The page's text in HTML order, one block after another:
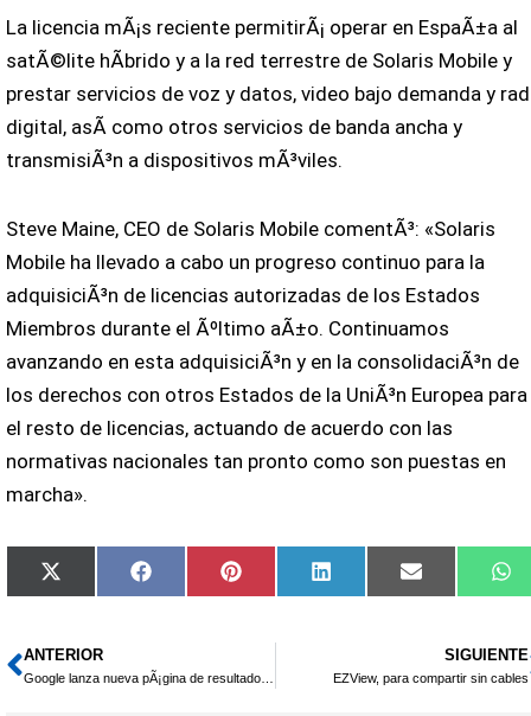
La licencia mÃ¡s reciente permitirÃ¡ operar en EspaÃ±a al
satÃ©lite hÃ­brido y a la red terrestre de Solaris Mobile y
prestar servicios de voz y datos, video bajo demanda y
digital, asÃ­ como otros servicios de banda ancha y
transmisiÃ³n a dispositivos mÃ³viles.
Steve Maine, CEO de Solaris Mobile comentÃ³: «Solaris
Mobile ha llevado a cabo un progreso continuo para la
adquisiciÃ³n de licencias autorizadas de los Estados
Miembros durante el Ãºltimo aÃ±o. Continuamos
avanzando en esta adquisiciÃ³n y en la consolidaciÃ³n de
los derechos con otros Estados de la UniÃ³n Europea para
el resto de licencias, actuando de acuerdo con las
normativas nacionales tan pronto como son puestas en
marcha».
Compartir
en
X
(Twitter)
Compartir
en
FacebookCompartir
en
Pinterest Compartir
en
LinkedIn
Compartir
en
Email
en
Ant
ANTERIOR
Google lanza nueva pÃ¡gina de resultados para tablet
SIGUIENTE
EZView, para compartir sin cables